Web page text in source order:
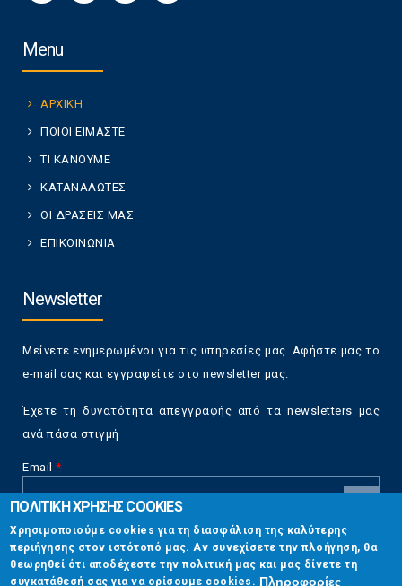
Menu
ΑΡΧΙΚΗ
ΠΟΙΟΙ ΕΙΜΑΣΤΕ
ΤΙ ΚΑΝΟΥΜΕ
ΚΑΤΑΝΑΛΩΤΕΣ
ΟΙ ΔΡΑΣΕΙΣ ΜΑΣ
ΕΠΙΚΟΙΝΩΝΙΑ
Newsletter
Μείνετε ενημερωμένοι για τις υπηρεσίες μας. Αφήστε μας το
e-mail σας και εγγραφείτε στο newsletter μας.
Έχετε τη δυνατότητα απεγγραφής από τα newsletters μας
ανά πάσα στιγμή
Email *
CAPTCHA
This
question is
for testing
Επικοινωνία
ΠΟΛΙΤΙΚΗ ΧΡΗΣΗΣ COOKIES
Χρησιμοποιούμε cookies για τη διασφάλιση της καλύτερης
περιήγησης στον ιστότοπό μας. Αν συνεχίσετε την πλοήγηση, θα
θεωρηθεί ότι αποδέχεστε την πολιτική μας και μας δίνετε τη
συγκατάθεσή σας για να ορίσουμε cookies. Πληροφορίες